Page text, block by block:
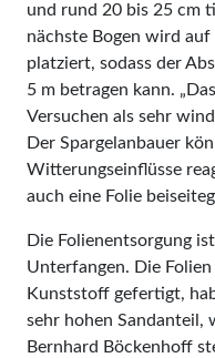
und rund 20 bis 25 cm
nächste Bogen wird
platziert, sodass der
5 m betragen kann.
Versuchen als sehr
Der Spargelanbauer
Witterungseinflüsse
auch eine Folie
Die Folienentsorgung
Unterfangen. Die
Kunststoff gefertigt,
sehr hohen Sandanteil,
Bernhard Böckenhoff